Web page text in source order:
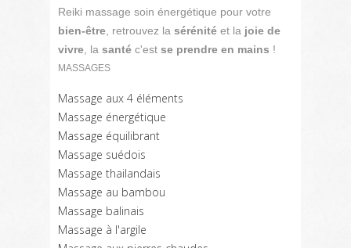
Reiki massage soin énergétique pour votre
bien-être , retrouvez la sérénité et la joie de
vivre , la santé c'est se prendre en mains !
MASSAGES
Massage aux 4 éléments
Massage énergétique
Massage équilibrant
Massage suédois
Massage thailandais
Massage au bambou
Massage balinais
Massage à l'argile